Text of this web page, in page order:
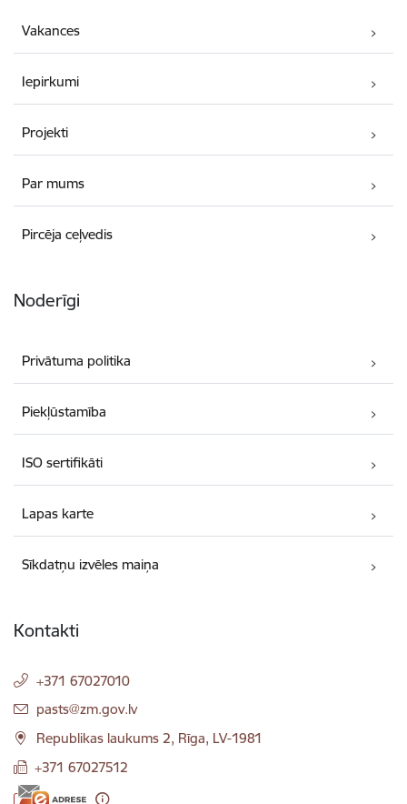
Vakances
Iepirkumi
Projekti
Par mums
Pircēja ceļvedis
Noderīgi
Privātuma politika
Piekļūstamība
ISO sertifikāti
Lapas karte
Sīkdatņu izvēles maiņa
Kontakti
+371 67027010
E-pasts:
pasts@zm.gov.lv
Republikas laukums 2, Rīga, LV-1981
+371 67027512